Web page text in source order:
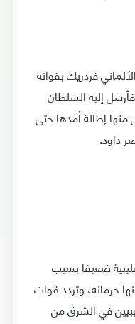
فردريك بقواته
إليه السلطان
إطالة أمدها حتى
داود.
ضعيفا بسبب
حرمانه، وتردد قوات
في الشرق من